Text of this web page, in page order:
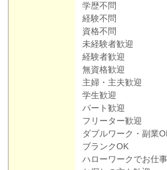
学歴不問
経験不問
資格不問
未経験者歓迎
経験者歓迎
無資格歓迎
主婦・主夫歓迎
学生歓迎
パート歓迎
フリーター歓迎
ダブルワーク・副業
ブランクOK
ハローワークでお仕